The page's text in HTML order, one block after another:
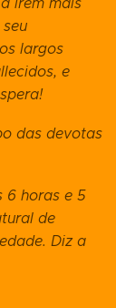
largos
e
das devotas
6 horas e 5
de
Diz a